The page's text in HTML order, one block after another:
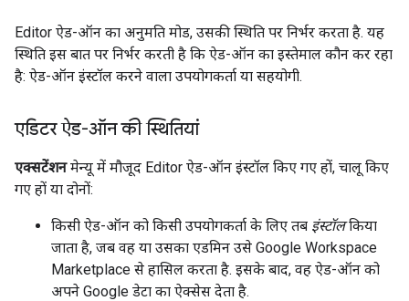
Editor ऐड-ऑन का अनुमति मोड, उसकी स्थिति पर निर्भर करता है. यह
स्थिति इस बात पर निर्भर करती है कि ऐड-ऑन का इस्तेमाल कौन कर रहा
है: ऐड-ऑन इंस्टॉल करने वाला उपयोगकर्ता या सहयोगी.
एडिटर ऐड-ऑन की स्थितियां
एक्सटेंशनमेन्यू में मौजूद Editor ऐड-ऑन इंस्टॉल किए गए हों, चालू किए
गए हों या दोनों:
किसी ऐड-ऑन को किसी उपयोगकर्ता के लिए तब इंस्टॉलकिया
जाता है, जब वह या उसका एडमिन उसे Google Workspace
Marketplace से हासिल करता है. इसके बाद, वह ऐड-ऑन को
अपने Google डेटा का ऐक्सेस देता है.